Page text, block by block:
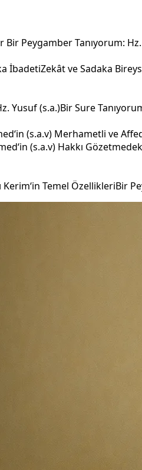
Bir Peygamber Tanıyorum:
İbadetiZekât ve Sadaka
Yusuf (s.a.)Bir Sure
(s.a.v) Merhametli ve
(s.a.v) Hakkı
Kerim‘in Temel ÖzellikleriBir